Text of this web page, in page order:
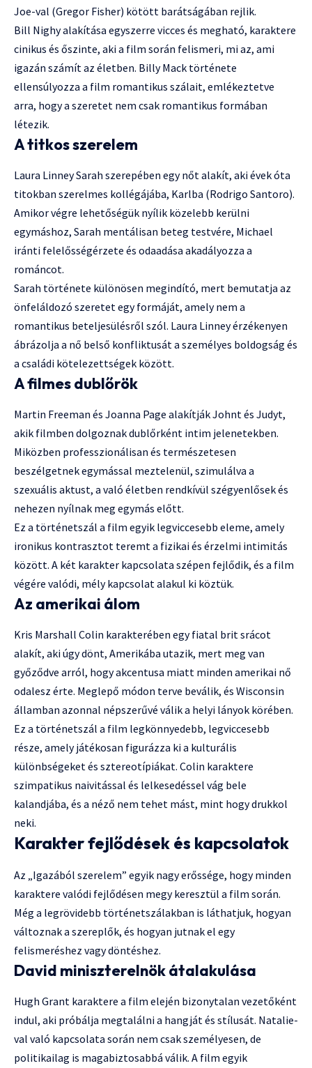
Joe-val (Gregor Fisher) kötött barátságában rejlik.
Bill Nighy alakítása egyszerre vicces és megható, karaktere
cinikus és őszinte, aki a film során felismeri, mi az, ami
igazán számít az életben. Billy Mack története
ellensúlyozza a film romantikus szálait, emlékeztetve
arra, hogy a szeretet nem csak romantikus formában
létezik.
A titkos szerelem
Laura Linney Sarah szerepében egy nőt alakít, aki évek óta
titokban szerelmes kollégájába, Karlba (Rodrigo Santoro).
Amikor végre lehetőségük nyílik közelebb kerülni
egymáshoz, Sarah mentálisan beteg testvére, Michael
iránti felelősségérzete és odaadása akadályozza a
románcot.
Sarah története különösen megindító, mert bemutatja az
önfeláldozó szeretet egy formáját, amely nem a
romantikus beteljesülésről szól. Laura Linney érzékenyen
ábrázolja a nő belső konfliktusát a személyes boldogság és
a családi kötelezettségek között.
A filmes dublőrök
Martin Freeman és Joanna Page alakítják Johnt és Judyt,
akik filmben dolgoznak dublőrként intim jelenetekben.
Miközben professzionálisan és természetesen
beszélgetnek egymással meztelenül, szimulálva a
szexuális aktust, a való életben rendkívül szégyenlősek és
nehezen nyílnak meg egymás előtt.
Ez a történetszál a film egyik legviccesebb eleme, amely
ironikus kontrasztot teremt a fizikai és érzelmi intimitás
között. A két karakter kapcsolata szépen fejlődik, és a film
végére valódi, mély kapcsolat alakul ki köztük.
Az amerikai álom
Kris Marshall Colin karakterében egy fiatal brit srácot
alakít, aki úgy dönt, Amerikába utazik, mert meg van
győződve arról, hogy akcentusa miatt minden amerikai nő
odalesz érte. Meglepő módon terve beválik, és Wisconsin
államban azonnal népszerűvé válik a helyi lányok körében.
Ez a történetszál a film legkönnyedebb, legviccesebb
része, amely játékosan figurázza ki a kulturális
különbségeket és sztereotípiákat. Colin karaktere
szimpatikus naivitással és lelkesedéssel vág bele
kalandjába, és a néző nem tehet mást, mint hogy drukkol
neki.
Karakter fejlődések és kapcsolatok
Az „Igazából szerelem” egyik nagy erőssége, hogy minden
karaktere valódi fejlődésen megy keresztül a film során.
Még a legrövidebb történetszálakban is láthatjuk, hogyan
változnak a szereplők, és hogyan jutnak el egy
felismeréshez vagy döntéshez.
David miniszterelnök átalakulása
Hugh Grant karaktere a film elején bizonytalan vezetőként
indul, aki próbálja megtalálni a hangját és stílusát. Natalie-
val való kapcsolata során nem csak személyesen, de
politikailag is magabiztosabbá válik. A film egyik